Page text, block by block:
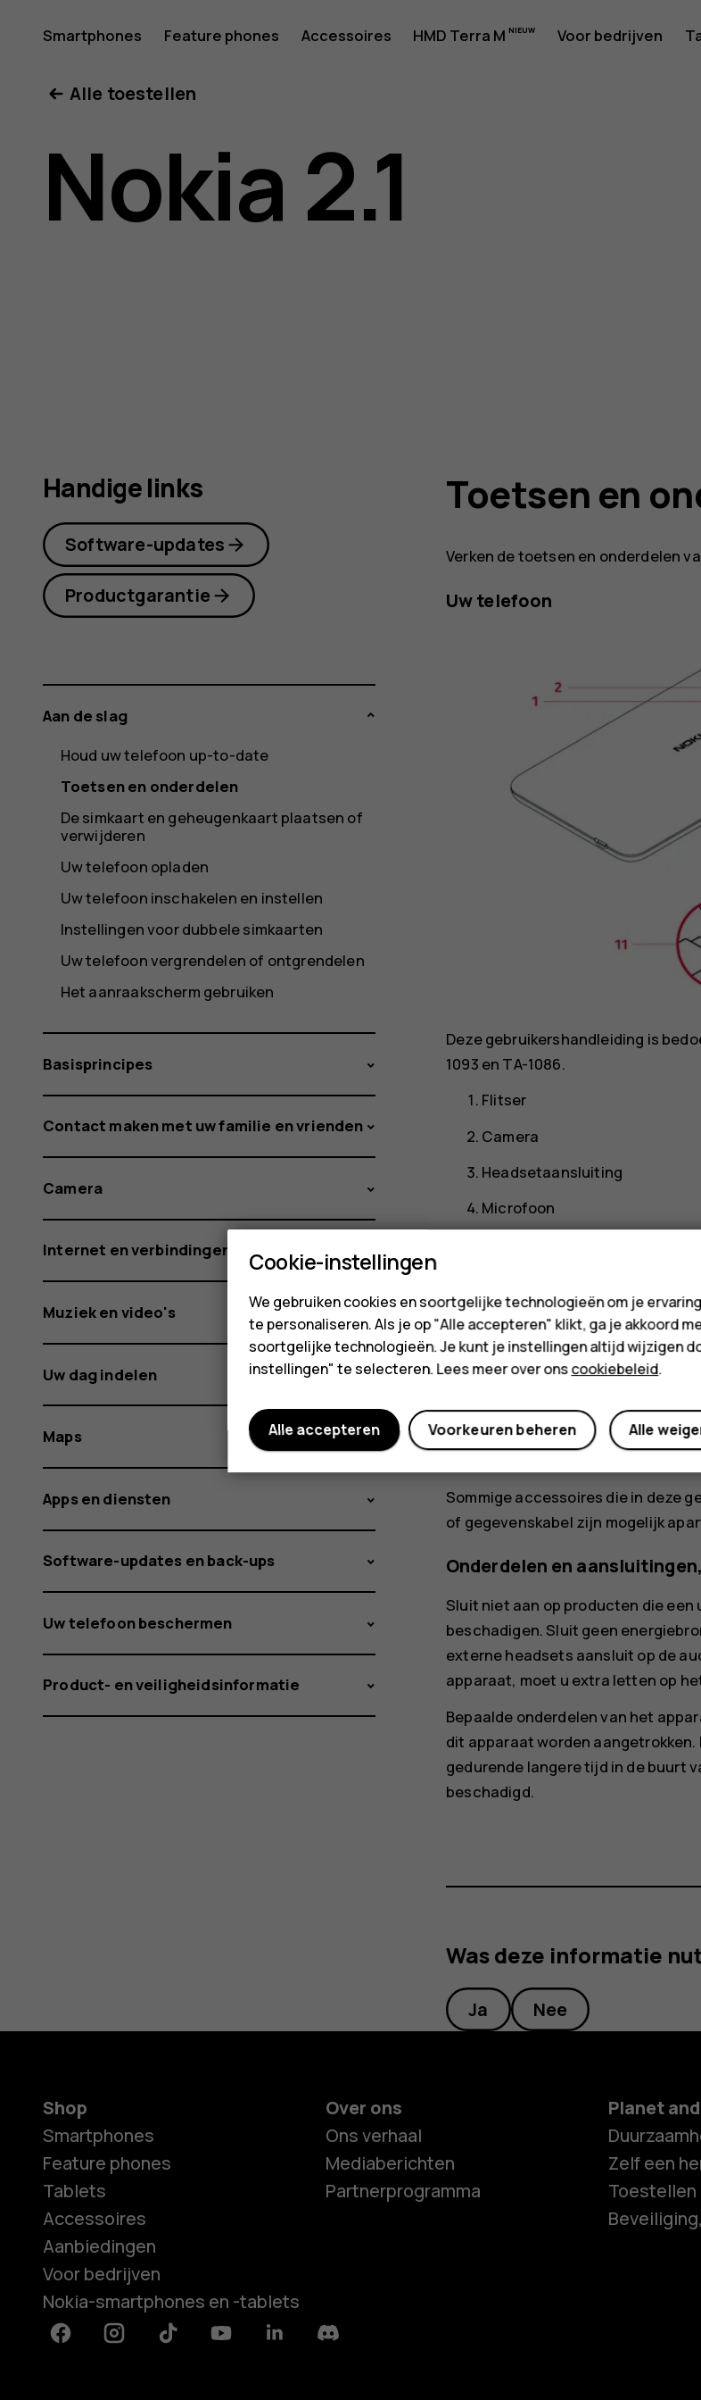
voor
Nokia
Smartphones Feature phones Accessoires HMD Terra M Voor bedrijven
Alle toestellen
Nokia 2.1
Toetsen en
Verken de toetsen en onderdelen
Uw telefoon
Deze gebruikershandleiding is
1093 en TA-1086.
Flitser
Camera
Headsetaansluiting
Microfoon
Luistergedeelte/Luidspreker
Volumetoetsen
Luidspreker
Sommige accessoires die in deze
of gegevenskabel zijn mogelijk
Onderdelen en
Sluit niet aan op producten die
beschadigen. Sluit geen
externe headsets aansluit op de
apparaat, moet u extra letten op
Bepaalde onderdelen van het
dit apparaat worden
gedurende langere tijd in de buurt
beschadigd.
Was deze informatie
Ja Nee
Handige links
Software-updates
Productgarantie
Aan de slag
Houd uw telefoon up-to-date
Toetsen en onderdelen
De simkaart en geheugenkaart plaatsen of
verwijderen
Uw telefoon opladen
Uw telefoon inschakelen en instellen
Instellingen voor dubbele simkaarten
Uw telefoon vergrendelen of ontgrendelen
Het aanraakscherm gebruiken
Basisprincipes
Contact maken met uw familie en vrienden
Camera
Internet en verbindingen
Muziek en video's
Uw dag indelen
Maps
Apps en diensten
Software-updates en back-ups
Uw telefoon beschermen
Product- en veiligheidsinformatie
Shop
Smartphones
Feature phones
Tablets
Accessoires
Aanbiedingen
Voor bedrijven
Nokia-smartphones en -tablets
Over ons
Ons verhaal
Mediaberichten
Partnerprogramma
Planet
Zelf een
FacebookInstagramTiktok YoutubeLinkedinDiscord
Cookie-instellingen
We gebruiken cookies en soortgelijke technologieën om je
te personaliseren. Als je op "Alle accepteren" klikt, ga je akkoord
soortgelijke technologieën. Je kunt je instellingen altijd wijzigen
instellingen" te selecteren. Lees meer over onscookiebeleid.
Alle
Voorkeuren beheren
Alle accepteren